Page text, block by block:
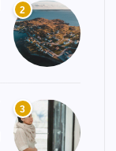
2
3